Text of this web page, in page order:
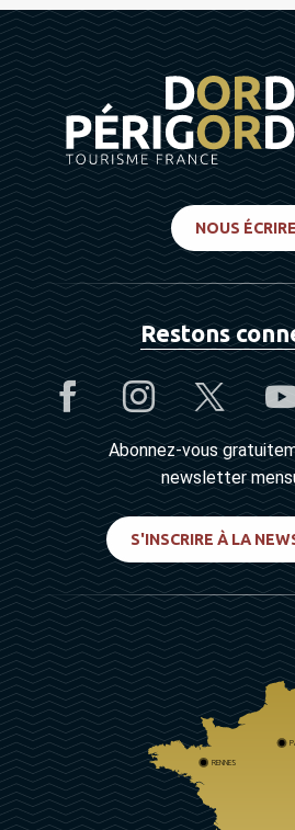
NOUS ÉCRIRE
Restons
Abonnez-vous
newsletter
S'INSCRIRE À LA
RENNES